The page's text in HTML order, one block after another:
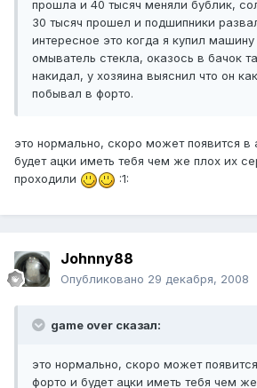
прошла и 40 тысяч меняли бублик,
30 тысяч прошел и подшипники
интересное это когда я купил
омыватель стекла, оказось в бачок
накидал, у хозяина выяснил что он
побывал в форто.
это нормально, скоро может появится в
будет ацки иметь тебя чем же плох их
проходили
:1:
Johnny88
Опубликовано 29 декабря, 2008
game over сказал:
это нормально, скоро может
форто и будет ацки иметь тебя чем